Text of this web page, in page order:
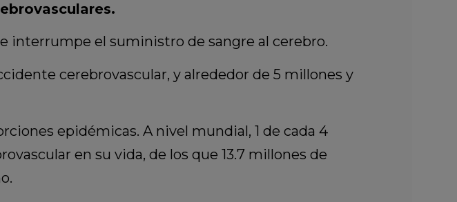
interrumpe el suministro de sangre al cerebro.
cerebrovascular, y alrededor de 5 millones y
epidémicas. A nivel mundial, 1 de cada 4
en su vida, de los que 13.7 millones de